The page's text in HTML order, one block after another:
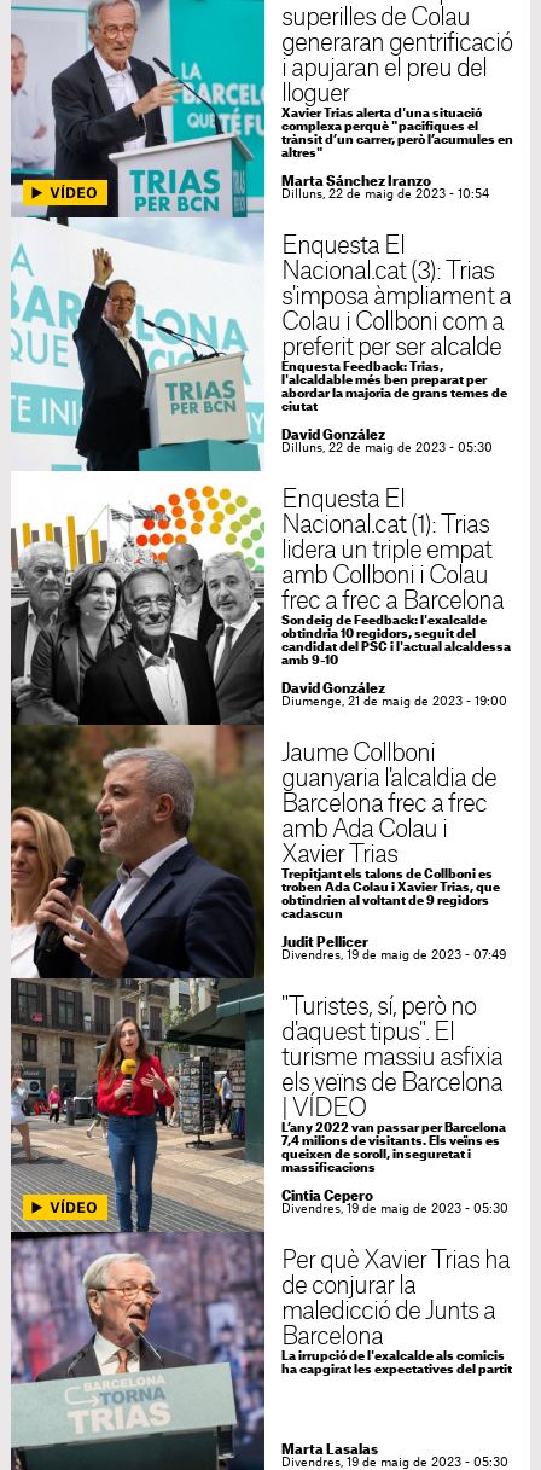
superilles de Colau
generaran gentrificació
i apujaran el preu del
lloguer
Xavier Trias alerta d'una situació
complexa perquè "pacifiques el
trànsit d’un carrer, però l’acumules en
altres"
Marta Sánchez Iranzo
Dilluns, 22 de maig de 2023 - 10:54
Enquesta El
Nacional.cat (3): Trias
s'imposa àmpliament a
Colau i Collboni com a
preferit per ser alcalde
Enquesta Feedback: Trias,
l'alcaldable més ben preparat per
abordar la majoria de grans temes de
ciutat
David González
Dilluns, 22 de maig de 2023 - 05:30
Enquesta El
Nacional.cat (1): Trias
lidera un triple empat
amb Collboni i Colau
frec a frec a Barcelona
Sondeig de Feedback: l'exalcalde
obtindria 10 regidors, seguit del
candidat del PSC i l'actual alcaldessa
amb 9-10
David González
Diumenge, 21 de maig de 2023 - 19:00
Jaume Collboni
guanyaria l'alcaldia de
Barcelona frec a frec
amb Ada Colau i
Xavier Trias
Trepitjant els talons de Collboni es
troben Ada Colau i Xavier Trias, que
obtindrien al voltant de 9 regidors
cadascun
Judit Pellicer
Divendres, 19 de maig de 2023 - 07:49
"Turistes, sí, però no
d'aquest tipus". El
turisme massiu asfixia
els veïns de Barcelona
| VÍDEO
L’any 2022 van passar per Barcelona
7,4 milions de visitants. Els veïns es
queixen de soroll, inseguretat i
massificacions
Cintia Cepero
Divendres, 19 de maig de 2023 - 05:30
Per què Xavier Trias ha
de conjurar la
maledicció de Junts a
Barcelona
La irrupció de l'exalcalde als comicis
ha capgirat les expectatives del partit
Marta Lasalas
Divendres, 19 de maig de 2023 - 05:30